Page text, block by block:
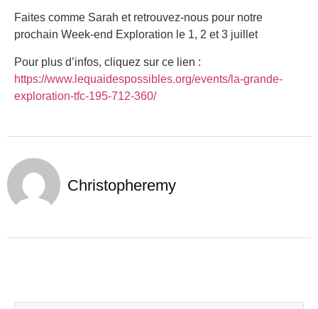
Faites comme Sarah et retrouvez-nous pour notre
prochain Week-end Exploration le 1, 2 et 3 juillet
Pour plus d’infos, cliquez sur ce lien :
https://www.lequaidespossibles.org/events/la-grande-
exploration-tfc-195-712-360/
Christopheremy